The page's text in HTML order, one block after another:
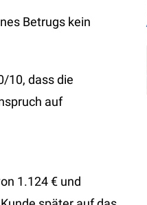
Betrugs kein
10, dass die
auf
1.124 € und